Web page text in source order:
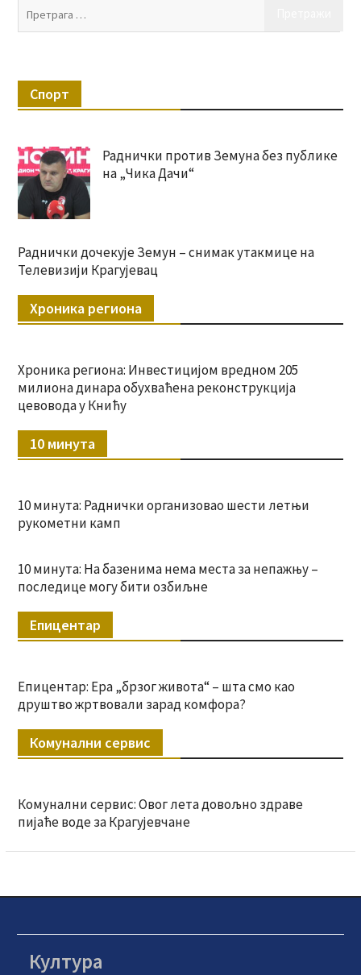
Спорт
Раднички против Земуна без публике
на „Чика Дачи“
Раднички дочекује Земун – снимак утакмице на
Телевизији Крагујевац
Хроника региона
Хроника региона: Инвестицијом вредном 205
милиона динара обухваћена реконструкција
цевовода у Книћу
10 минута
10 минута: Раднички организовао шести летњи
рукометни камп
10 минута: На базенима нема места за непажњу –
последице могу бити озбиљне
Епицентар
Епицентар: Ера „брзог живота“ – шта смо као
друштво жртвовали зарад комфора?
Комунални сервис
Комунални сервис: Овог лета довољно здраве
пијаће воде за Крагујевчане
Култура